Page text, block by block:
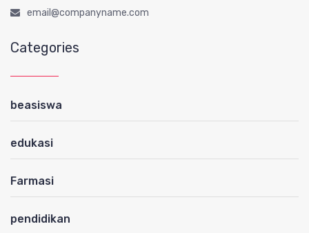
email@companyname.com
Categories
beasiswa
edukasi
Farmasi
pendidikan